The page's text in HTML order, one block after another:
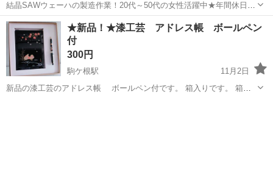
結晶SAWウェーハの製造作業！20代～50代の女性活躍中★年間休日
120日＆土日祝休み！クリーンルーム内でのお仕事！日払い制度利用可
◎正社員登用制度あり！マイカー通勤可！《山梨県中巨摩郡昭和町》
人気の工場のお仕事 ◇結晶...
山梨 国母駅 その他
★新品！★漆工芸 アドレス帳 ボールペン
付
300円
駒ケ根駅
11月2日
新品の漆工芸のアドレス帳 ボールペン付です。 箱入りです。 箱の